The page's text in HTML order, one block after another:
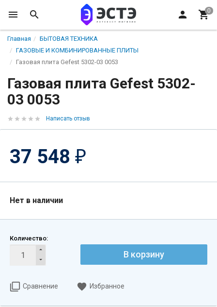
Главная
БЫТОВАЯ ТЕХНИКА
ГАЗОВЫЕ И КОМБИНИРОВАННЫЕ ПЛИТЫ
Газовая плита Gefest 5302-03 0053
Газовая плита Gefest 5302-
03 0053
Написать отзыв
37 548 ₽
Нет в наличии
Количество:
В корзину
Сравнение Избранное